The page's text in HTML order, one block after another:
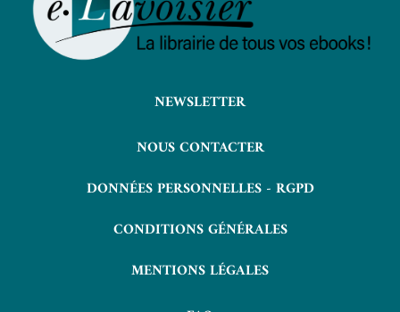
NEWSLETTER
NOUS CONTACTER
DONNÉES PERSONNELLES - RGPD
CONDITIONS GÉNÉRALES
MENTIONS LÉGALES